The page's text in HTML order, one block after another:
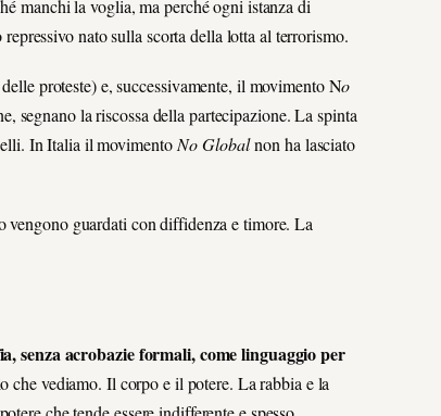
manchi la voglia, ma perché ogni istanza di
nato sulla scorta della lotta al terrorismo.
proteste) e, successivamente, il movimento No
segnano la riscossa della partecipazione. La spinta
In Italia il movimento No Globalnon ha lasciato
vengono guardati con diffidenza e timore. La
acrobazie formali, come linguaggio per
vediamo. Il corpo e il potere. La rabbia e la